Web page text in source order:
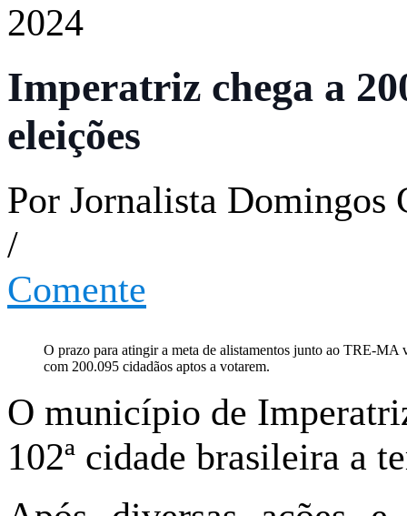
2024
Imperatriz chega a
eleições
Por Jornalista Domingos
/
Comente
O prazo para atingir a meta de alistamentos junto ao TRE-MA
com 200.095 cidadãos aptos a votarem.
O município de
102ª cidade brasileira a